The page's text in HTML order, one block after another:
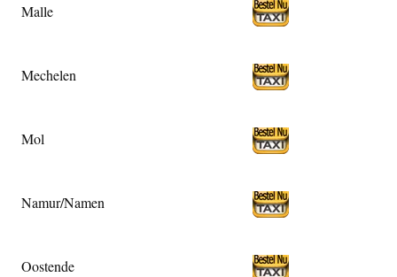
Malle
Mechelen
Mol
Namur/Namen
Oostende